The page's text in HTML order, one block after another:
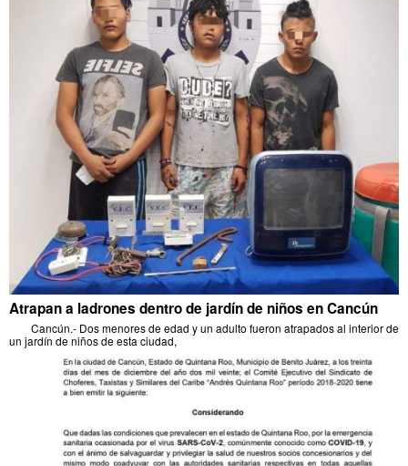
Atrapan a ladrones dentro de jardín de niños en Cancún
Cancún.- Dos menores de edad y un adulto fueron atrapados al interior de
un jardín de niños de esta ciudad,